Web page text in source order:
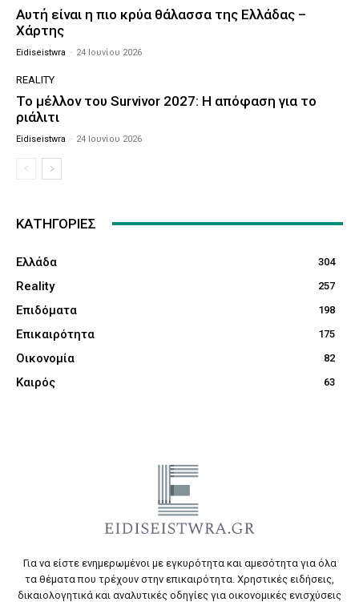
Αυτή είναι η πιο κρύα θάλασσα της Ελλάδας –
Χάρτης
Eidiseistwra - 24 Ιουνίου 2026
REALITY
Το μέλλον του Survivor 2027: Η απόφαση για το
ριάλιτι
Eidiseistwra - 24 Ιουνίου 2026
ΚΑΤΗΓΟΡΊΕΣ
Ελλάδα 304
Reality 257
Επιδόματα 198
Επικαιρότητα 175
Οικονομία 82
Καιρός 63
Για να είστε ενημερωμένοι με εγκυρότητα και αμεσότητα για όλα
τα θέματα που τρέχουν στην επικαιρότητα. Χρηστικές ειδήσεις,
δικαιολογητικά και αναλυτικές οδηγίες για οικονομικές ενισχύσεις